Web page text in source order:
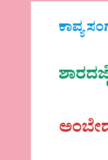
ಕಾವ್ಯ